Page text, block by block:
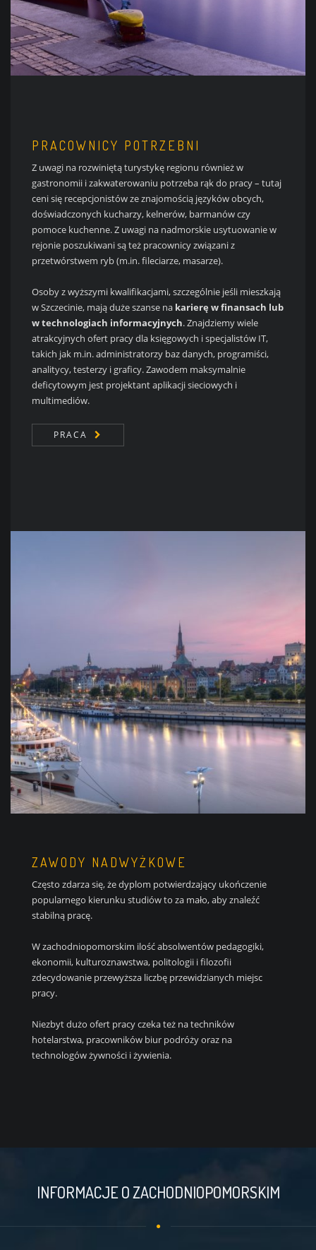
PRACOWNICY POTRZEBNI
Z uwagi na rozwiniętą turystykę regionu również w
gastronomii i zakwaterowaniu potrzeba rąk do pracy – tutaj
ceni się recepcjonistów ze znajomością języków obcych,
doświadczonych kucharzy, kelnerów, barmanów czy
pomoce kuchenne. Z uwagi na nadmorskie usytuowanie w
rejonie poszukiwani są też pracownicy związani z
przetwórstwem ryb (m.in. fileciarze, masarze).
Osoby z wyższymi kwalifikacjami, szczególnie jeśli mieszkają
w Szczecinie, mają duże szanse na karierę w finansach lub
w technologiach informacyjnych. Znajdziemy wiele
atrakcyjnych ofert pracy dla księgowych i specjalistów IT,
takich jak m.in. administratorzy baz danych, programiści,
analitycy, testerzy i graficy. Zawodem maksymalnie
deficytowym jest projektant aplikacji sieciowych i
multimediów.
PRACA
ZAWODY NADWYŻKOWE
Często zdarza się, że dyplom potwierdzający ukończenie
popularnego kierunku studiów to za mało, aby znaleźć
stabilną pracę.
W zachodniopomorskim ilość absolwentów pedagogiki,
ekonomii, kulturoznawstwa, politologii i filozofii
zdecydowanie przewyższa liczbę przewidzianych miejsc
pracy.
Niezbyt dużo ofert pracy czeka też na techników
hotelarstwa, pracowników biur podróży oraz na
technologów żywności i żywienia.
INFORMACJE O ZACHODNIOPOMORSKIM